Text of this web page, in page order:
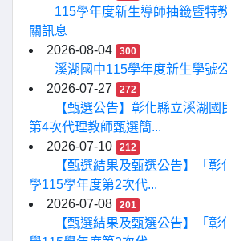
115學年度新生導師抽籤暨特
關訊息
2026-08-04
300
溪湖國中115學年度新生學號
2026-07-27
272
【甄選公告】彰化縣立溪湖
第4次代理教師甄選簡...
2026-07-10
212
【甄選結果及甄選公告】「
學115學年度第2次代...
2026-07-08
201
【甄選結果及甄選公告】「